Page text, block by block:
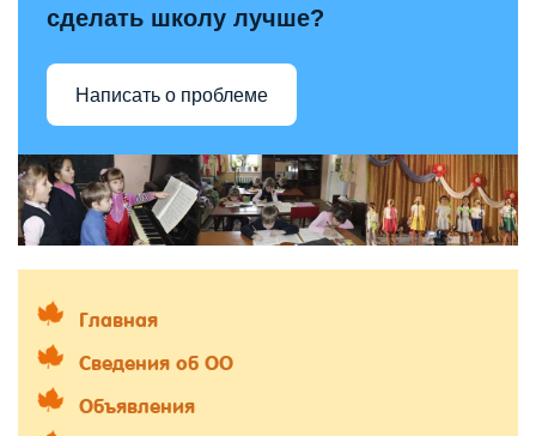
сделать школу лучше?
Написать о проблеме
Главная
Сведения об ОО
Объявления